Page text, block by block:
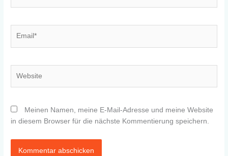
Meinen Namen, meine E-Mail-Adresse und meine Website
in diesem Browser für die nächste Kommentierung speichern.